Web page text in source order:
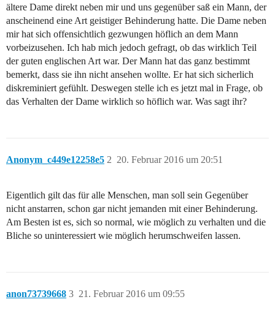
ältere Dame direkt neben mir und uns gegenüber saß ein Mann, der
anscheinend eine Art geistiger Behinderung hatte. Die Dame neben
mir hat sich offensichtlich gezwungen höflich an dem Mann
vorbeizusehen. Ich hab mich jedoch gefragt, ob das wirklich Teil
der guten englischen Art war. Der Mann hat das ganz bestimmt
bemerkt, dass sie ihn nicht ansehen wollte. Er hat sich sicherlich
diskreminiert gefühlt. Deswegen stelle ich es jetzt mal in Frage, ob
das Verhalten der Dame wirklich so höflich war. Was sagt ihr?
Anonym_c449e12258e5 20. Februar 2016 um 20:51
2
Eigentlich gilt das für alle Menschen, man soll sein Gegenüber
nicht anstarren, schon gar nicht jemanden mit einer Behinderung.
Am Besten ist es, sich so normal, wie möglich zu verhalten und die
Bliche so uninteressiert wie möglich herumschweifen lassen.
anon73739668 21. Februar 2016 um 09:55
3